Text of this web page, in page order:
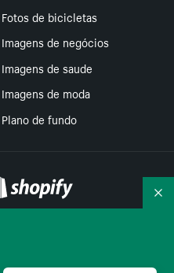
Fotos de bicicletas
Imagens de negócios
Imagens de saude
Imagens de moda
Plano de fundo